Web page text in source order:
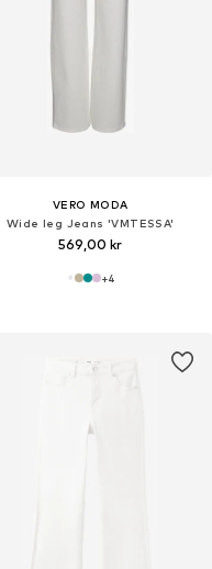
VERO MODA
Wide leg Jeans 'VMTESSA'
569,00 kr
+4